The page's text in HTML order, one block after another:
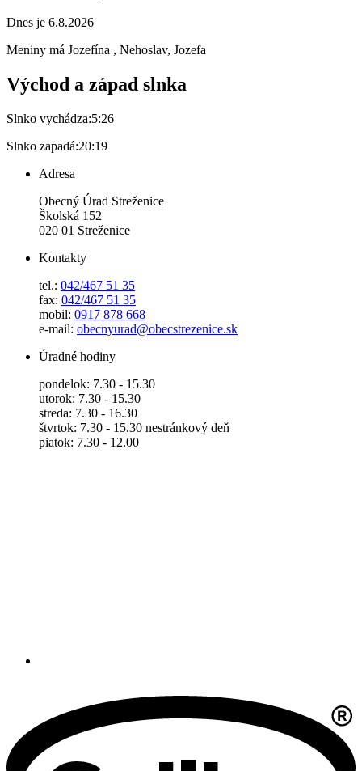
Dnes je 6.8.2026
Meniny má Jozefína , Nehoslav, Jozefa
Východ a západ slnka
Slnko vychádza:5:26
Slnko zapadá:20:19
Adresa
Obecný Úrad Streženice
Školská 152
020 01 Streženice
Kontakty
tel.: 042/467 51 35
fax: 042/467 51 35
mobil: 0917 878 668
e-mail: obecnyurad@obecstrezenice.sk
Úradné hodiny
pondelok: 7.30 - 15.30
utorok: 7.30 - 15.30
streda: 7.30 - 16.30
štvrtok: 7.30 - 15.30 nestránkový deň
piatok: 7.30 - 12.00